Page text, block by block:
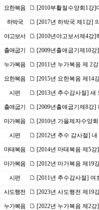
요한복음 [2010부활절수양회1강]
하박국 [2017년 하박국 제1강]
야고보서 [2010년야고보서제4강]
출애굽기 [2009년출애굽기제10
누가복음 [2011년 누가복음 제 2
요한복음 [2015년 요한복음 제14
시편 [2013년 추수감사절] 새
출애굽기 [2009년출애굽기제8강
마가복음 [2010년 가을제자수양
시편 [2012년 추수 감사절]
마태복음 [2014년 마태복음 제5
마가복음 [2012년 마가복음 제19
시편 [2011년 추수감사절] 여
사도행전 [2023년 사도행전 제19
누가복음 [2022년 누가복음 제2